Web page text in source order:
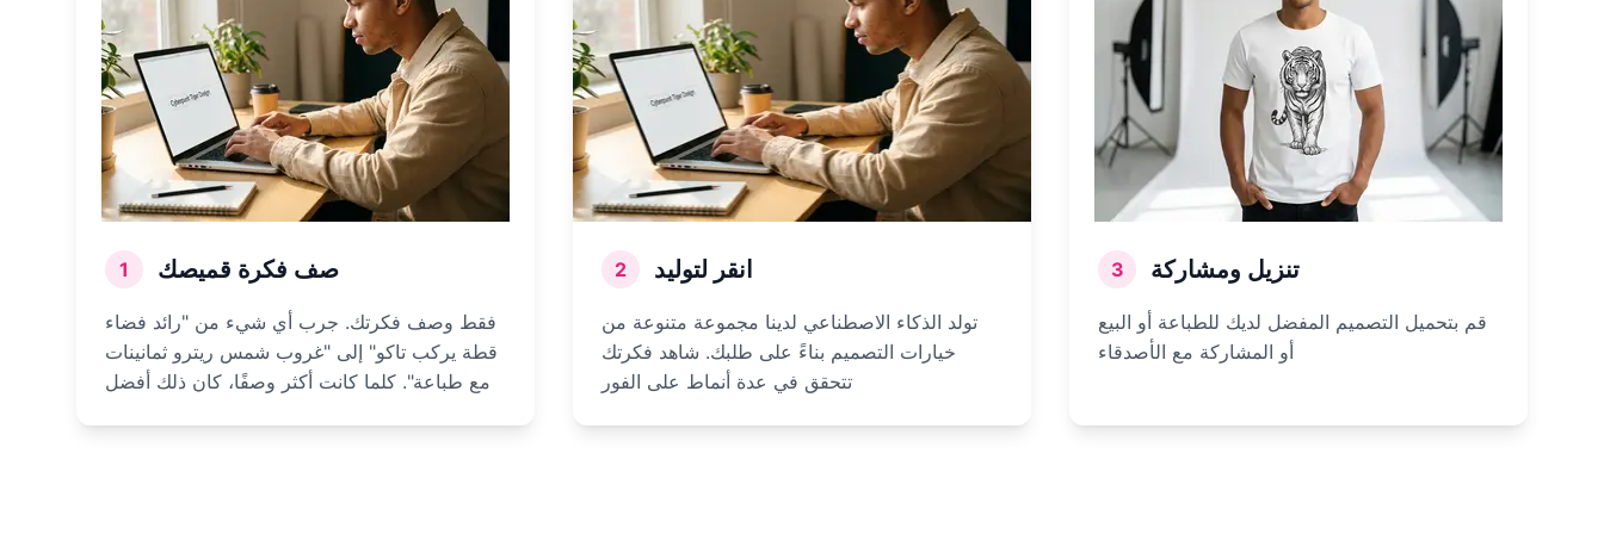
1 صف فكرة قميصك
فقط وصف فكرتك. جرب أي شيء من "رائد فضاء
قطة يركب تاكو" إلى "غروب شمس ريترو ثمانينات
مع طباعة". كلما كانت أكثر وصفًا، كان ذلك أفضل
2 انقر لتوليد
تولد الذكاء الاصطناعي لدينا مجموعة متنوعة من
خيارات التصميم بناءً على طلبك. شاهد فكرتك
تتحقق في عدة أنماط على الفور
3 تنزيل ومشاركة
قم بتحميل التصميم المفضل لديك للطباعة أو البيع
أو المشاركة مع الأصدقاء